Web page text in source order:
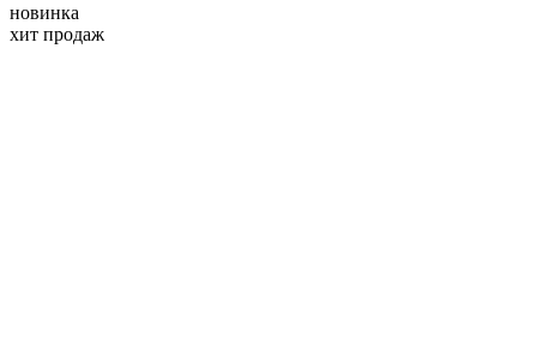
новинка
хит продаж